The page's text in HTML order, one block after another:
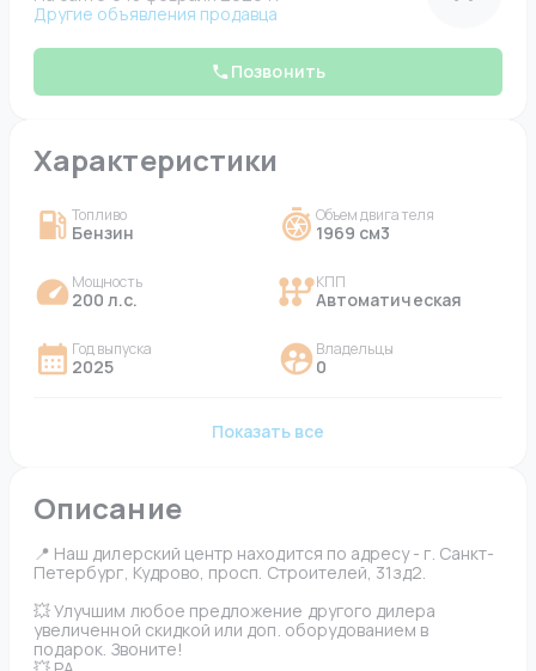
Другие объявления продавца
Позвонить
Характеристики
Топливо
Бензин
Объем двигателя
1969 см3
Мощность
200 л.с.
КПП
Автоматическая
Год выпуска
2025
Владельцы
0
Показать все
Описание
📍 Наш дилерский центр находится по адресу - г. Санкт-
Петербург, Кудрово, просп. Строителей, 31зд2.
💥 Улучшим любое предложение другого дилера
увеличенной скидкой или доп. оборудованием в
подарок. Звоните!